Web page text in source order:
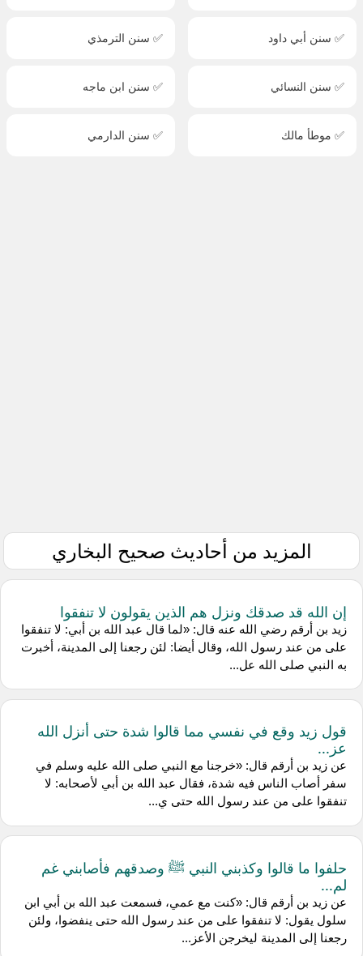
✅ سنن أبي داود ✅ سنن الترمذي
✅ سنن النسائي ✅ سنن ابن ماجه
✅ موطأ مالك ✅ سنن الدارمي
المزيد من أحاديث صحيح البخاري
إن الله قد صدقك ونزل هم الذين يقولون لا تنفقوا
‌زيد بن أرقم رضي الله عنه قال: «لما قال عبد الله بن أبي: لا تنفقوا
على من عند رسول الله، وقال أيضا: لئن رجعنا إلى المدينة، أخبرت
به النبي صلى الله عل...
قول زيد وقع في نفسي مما قالوا شدة حتى أنزل الله
عز...
عن ‌زيد بن أرقم قال: «خرجنا مع النبي صلى الله عليه وسلم في
سفر أصاب الناس فيه شدة، فقال عبد الله بن أبي لأصحابه: لا
تنفقوا على من عند رسول الله حتى ي...
حلفوا ما قالوا وكذبني النبي ﷺ وصدقهم فأصابني غم
لم...
عن ‌زيد بن أرقم قال: «كنت مع عمي، فسمعت عبد الله بن أبي ابن
سلول يقول: لا تنفقوا على من عند رسول الله حتى ينفضوا، ولئن
رجعنا إلى المدينة ليخرجن الأعز...